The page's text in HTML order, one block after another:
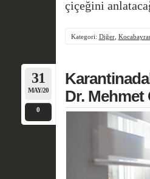
çiçeğini
Kategori: Diğer,
31
MAY/20
0
Dr. Mehmet